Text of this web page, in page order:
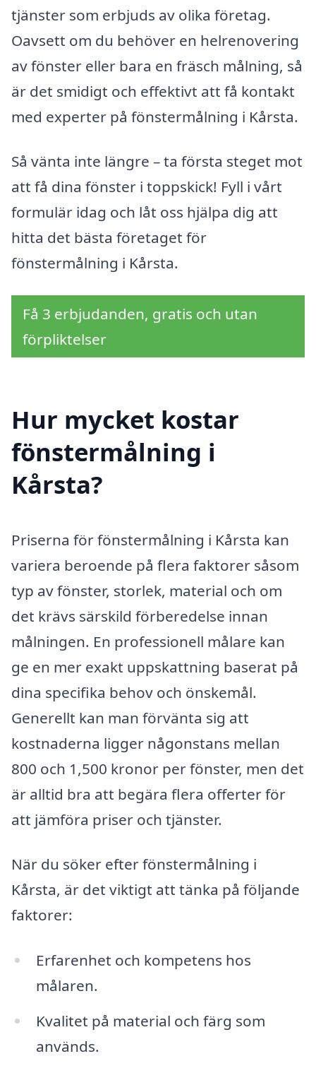
tjänster som erbjuds av olika företag.
Oavsett om du behöver en helrenovering
av fönster eller bara en fräsch målning, så
är det smidigt och effektivt att få kontakt
med experter på fönstermålning i Kårsta.
Så vänta inte längre – ta första steget mot
att få dina fönster i toppskick! Fyll i vårt
formulär idag och låt oss hjälpa dig att
hitta det bästa företaget för
fönstermålning i Kårsta.
Få 3 erbjudanden, gratis och utan
förpliktelser
Hur mycket kostar
fönstermålning i
Kårsta?
Priserna för fönstermålning i Kårsta kan
variera beroende på flera faktorer såsom
typ av fönster, storlek, material och om
det krävs särskild förberedelse innan
målningen. En professionell målare kan
ge en mer exakt uppskattning baserat på
dina specifika behov och önskemål.
Generellt kan man förvänta sig att
kostnaderna ligger någonstans mellan
800 och 1,500 kronor per fönster, men det
är alltid bra att begära flera offerter för
att jämföra priser och tjänster.
När du söker efter fönstermålning i
Kårsta, är det viktigt att tänka på följande
faktorer:
Erfarenhet och kompetens hos
målaren.
Kvalitet på material och färg som
används.